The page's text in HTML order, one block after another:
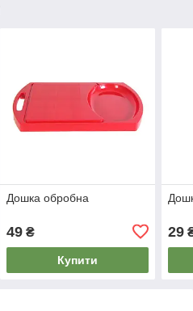
Дошка обробна
49₴
Купити
29